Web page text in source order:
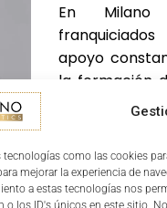
como las cookies
mejorar la experiencia de
a estas tecnologías nos
o los ID's únicos en este sitio.
En Milano
apoyo
la formación
marketing
gestión
rentabilidad y